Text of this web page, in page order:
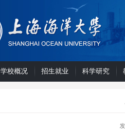
学校概况 招生就业 科学研究